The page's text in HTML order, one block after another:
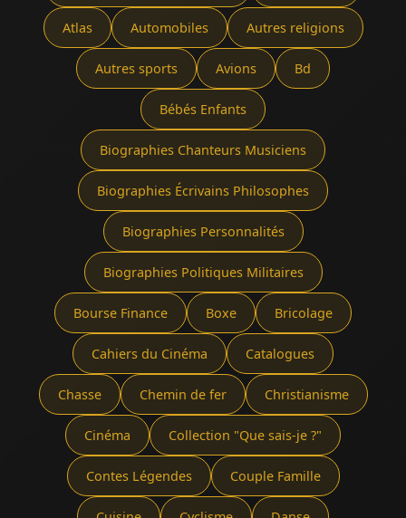
Atlas Automobiles Autres religions
Autres sports Avions Bd
Bébés Enfants
Biographies Chanteurs Musiciens
Biographies Écrivains Philosophes
Biographies Personnalités
Biographies Politiques Militaires
Bourse Finance Boxe Bricolage
Cahiers du Cinéma Catalogues
Chasse Chemin de fer Christianisme
Cinéma Collection "Que sais-je ?"
Contes Légendes Couple Famille